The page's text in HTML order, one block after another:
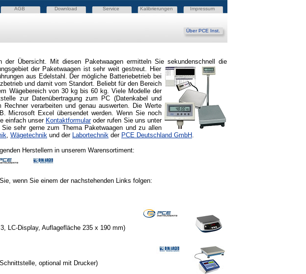
AGB Download Service Kalibrierungen Impressum
Über PCE Inst.
der Übersicht. Mit diesen Paketwaagen ermitteln Sie sekundenschnell die
der Paketwaagen ist sehr weit gestreut. Hier
aus Edelstahl. Der mögliche Batteriebetrieb bei
und damit vom Standort. Beliebt für den Bereich
Wägebereich von 30 kg bis 60 kg. Viele Modelle der
zur Datenübertragung zum PC (Datenkabel und
verarbeiten und genau auswerten. Die Werte
Microsoft Excel übersendet werden. Wenn Sie noch
einfach unser Kontaktformularoder rufen Sie uns unter
sehr gerne zum Thema Paketwaagen und zu allen
, Wägetechnik und der Labortechnik der PCE Deutschland GmbH.
Herstellern in unserem Warensortiment:
wenn Sie einem der nachstehenden Links folgen:
LC-Display, Auflagefläche 235 x 190 mm)
optional mit Drucker)